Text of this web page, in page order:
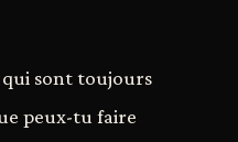
qui sont toujours
peux-tu faire